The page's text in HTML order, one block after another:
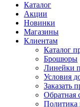
Каталог
Акции
Новинки
Магазины
Клиентам
Каталог
Брошюры
Линейки
Условия
Заказать
Обратная
Политика